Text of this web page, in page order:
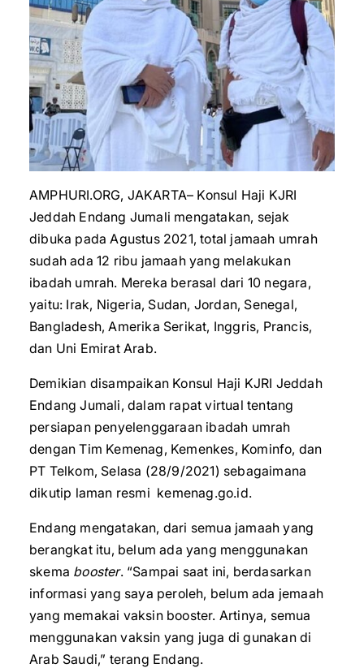
AMPHURI.ORG, JAKARTA– Konsul Haji KJRI
Jeddah Endang Jumali mengatakan, sejak
dibuka pada Agustus 2021, total jamaah umrah
sudah ada 12 ribu jamaah yang melakukan
ibadah umrah. Mereka berasal dari 10 negara,
yaitu: Irak, Nigeria, Sudan, Jordan, Senegal,
Bangladesh, Amerika Serikat, Inggris, Prancis,
dan Uni Emirat Arab.
Demikian disampaikan Konsul Haji KJRI Jeddah
Endang Jumali, dalam rapat virtual tentang
persiapan penyelenggaraan ibadah umrah
dengan Tim Kemenag, Kemenkes, Kominfo, dan
PT Telkom, Selasa (28/9/2021) sebagaimana
dikutip laman resmi kemenag.go.id.
Endang mengatakan, dari semua jamaah yang
berangkat itu, belum ada yang menggunakan
skema booster. “Sampai saat ini, berdasarkan
informasi yang saya peroleh, belum ada jemaah
yang memakai vaksin booster. Artinya, semua
menggunakan vaksin yang juga di gunakan di
Arab Saudi,” terang Endang.